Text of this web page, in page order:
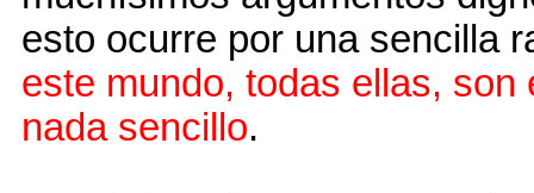
esto ocurre por una sencilla
este mundo, todas ellas,
nada sencillo.